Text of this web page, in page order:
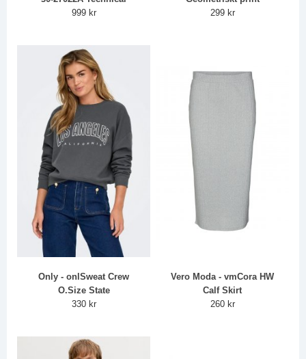
999 kr
299 kr
Only - onlSweat Crew
O.Size State
330 kr
Vero Moda - vmCora HW
Calf Skirt
260 kr